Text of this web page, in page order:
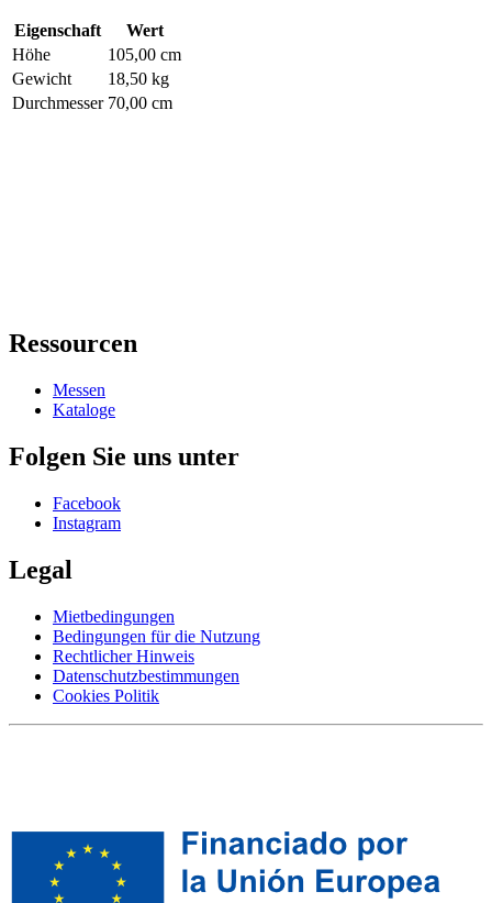
Eigenschaft
Wert
Höhe
105,00 cm
Gewicht
18,50 kg
Durchmesser 70,00 cm
Ressourcen
Messen
Kataloge
Folgen Sie uns unter
Facebook
Instagram
Legal
Mietbedingungen
Bedingungen für die Nutzung
Rechtlicher Hinweis
Datenschutzbestimmungen
Cookies Politik